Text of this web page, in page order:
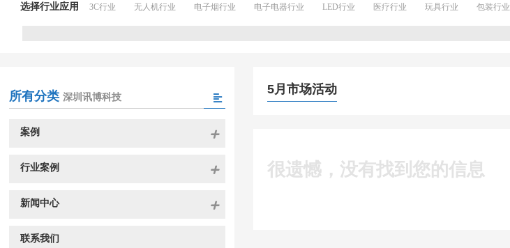
选择行业应用 3C行业 无人机行业 电子烟行业 电子电器行业 LED行业 医疗行业 玩具行业 包装行业
5月市场活动
很遗憾，没有找到您的信息
所有分类 深圳讯博科技
案例
行业案例
新闻中心
联系我们